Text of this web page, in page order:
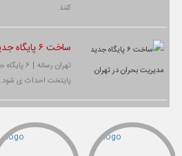
کنند.
ساخت ۶ پایگاه جدید مدیریت بحران در تهران
پایتخت احداث ی شود.